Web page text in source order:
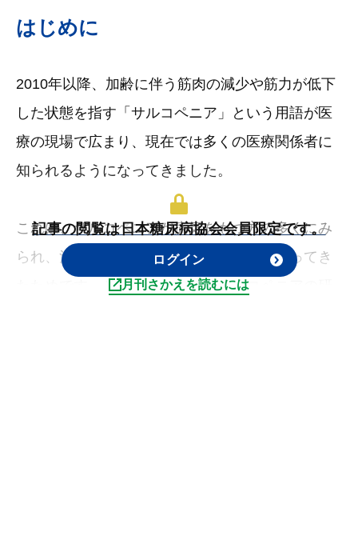
はじめに
2010年以降、加齢に伴う筋肉の減少や筋力が低下
した状態を指す「サルコペニア」という用語が医
療の現場で広まり、現在では多くの医療関係者に
知られるようになってきました。
これは、サルコペニアが病気をもつ方の多くにみ
られ、治療の結果にも影響することが分かってき
たためです。そのような中で、サルコペニアの研
記事の閲覧は日本糖尿病協会会員限定です。
ログイン
月刊さかえを読むには